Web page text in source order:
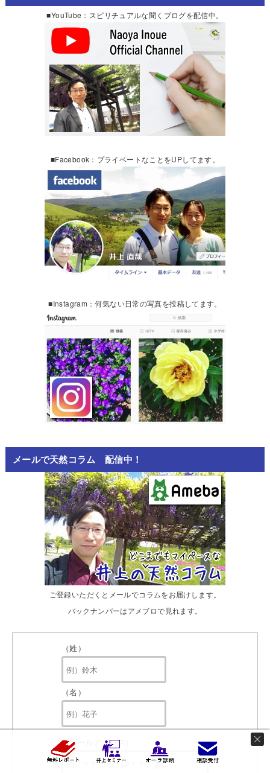
■YouTube：スピリチュアルな聞くブログを配信中。
■Facebook：プライベートなことをUPしてます。
■Instagram：何気ない日常の写真を投稿してます。
メールで天然コラム 配信中！
ご登録いただくとメールでコラムをお届けします。
バックナンバーはアメブロで見れます。
（姓）
（名）
（メールアドレス）